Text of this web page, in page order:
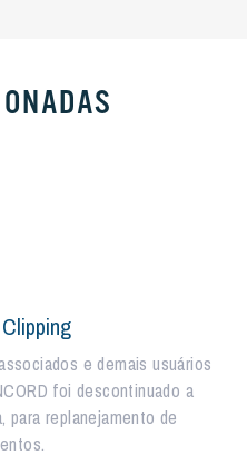
e demais usuários
foi descontinuado a
para replanejamento de